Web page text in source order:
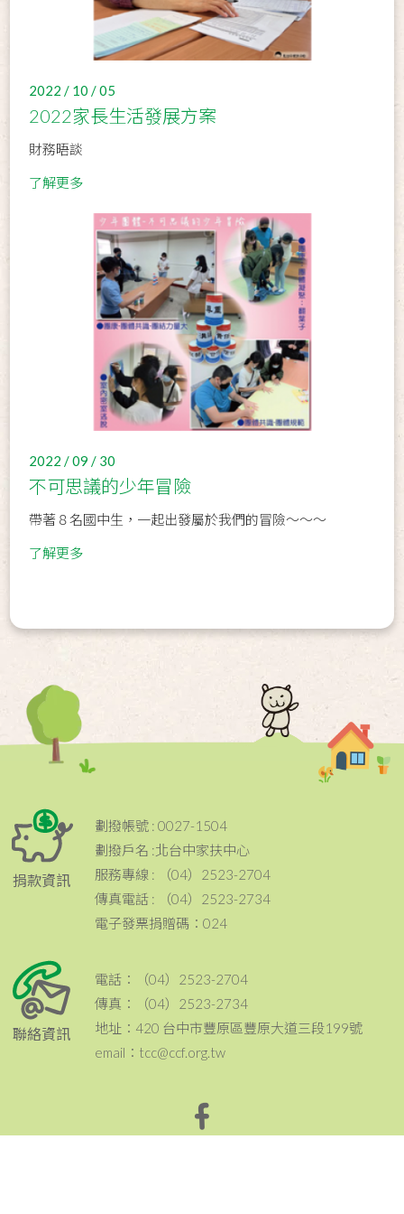
2022 / 10 / 05
2022家長生活發展方案
財務晤談
了解更多
2022 / 09 / 30
不可思議的少年冒險
帶著８名國中生，一起出發屬於我們的冒險～～～
了解更多
捐款資訊
劃撥帳號 : 0027-1504
劃撥戶名 :北台中家扶中心
服務專線 : （04）2523-2704
傳真電話 : （04）2523-2734
電子發票捐贈碼：024
聯絡資訊
電話：（04）2523-2704
傳真：（04）2523-2734
地址：420 台中市豐原區豐原大道三段199號
email：tcc@ccf.org.tw